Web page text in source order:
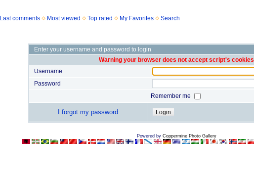
Last comments Most viewed Top rated My Favorites Search
Enter your username and password to login
Warning your browser does not accept script's cookies
Username
Password
Remember me
I forgot my password
Powered by Coppermine Photo Gallery